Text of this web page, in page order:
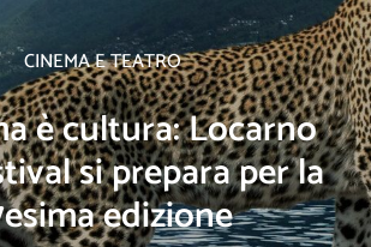
CINEMA E TEATRO
è cultura: Locarno
si prepara per la
edizione